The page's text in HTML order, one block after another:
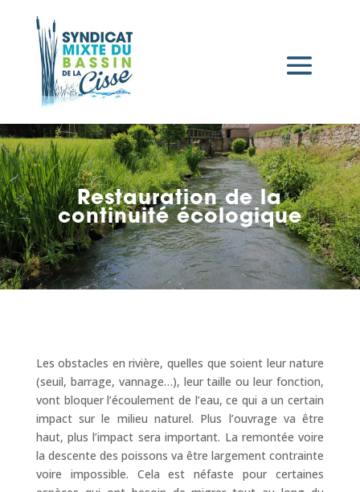
Restauration de la
continuité écologique
Les obstacles en rivière, quelles que soient leur nature
(seuil, barrage, vannage…), leur taille ou leur fonction,
vont bloquer l’écoulement de l’eau, ce qui a un certain
impact sur le milieu naturel. Plus l’ouvrage va être
haut, plus l’impact sera important. La remontée voire
la descente des poissons va être largement contrainte
voire impossible. Cela est néfaste pour certaines